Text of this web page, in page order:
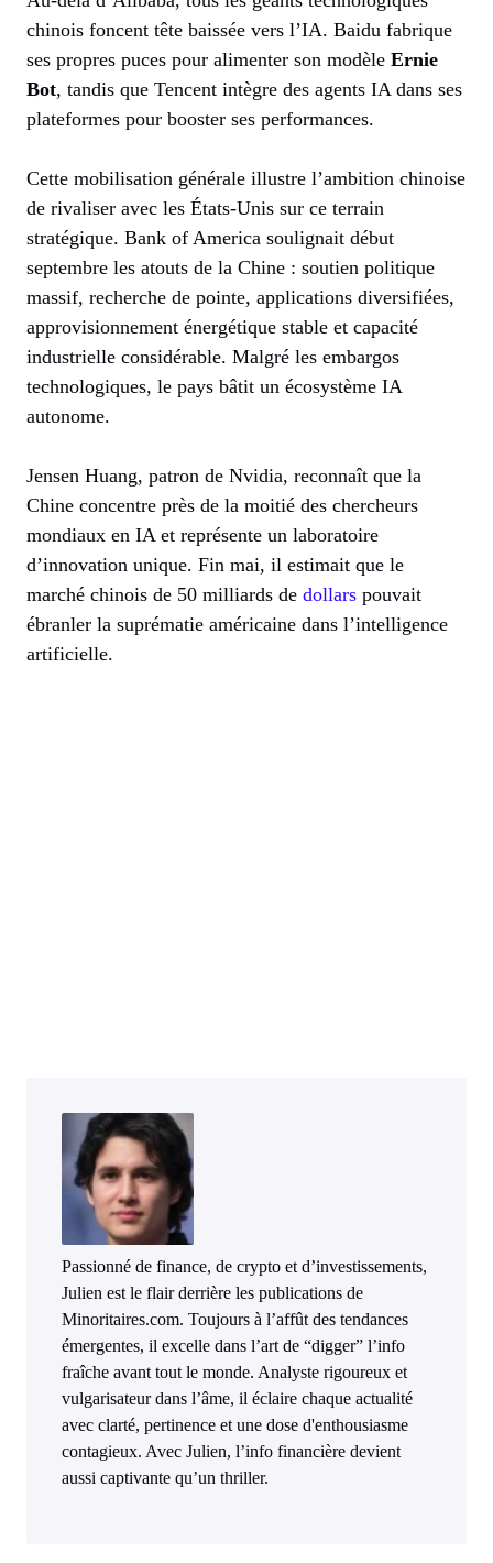
chinois foncent tête baissée vers l’IA. Baidu fabrique
ses propres puces pour alimenter son modèle Ernie
Bot, tandis que Tencent intègre des agents IA dans ses
plateformes pour booster ses performances.
Cette mobilisation générale illustre l’ambition chinoise
de rivaliser avec les États-Unis sur ce terrain
stratégique. Bank of America soulignait début
septembre les atouts de la Chine : soutien politique
massif, recherche de pointe, applications diversifiées,
approvisionnement énergétique stable et capacité
industrielle considérable. Malgré les embargos
technologiques, le pays bâtit un écosystème IA
autonome.
Jensen Huang, patron de Nvidia, reconnaît que la
Chine concentre près de la moitié des chercheurs
mondiaux en IA et représente un laboratoire
d’innovation unique. Fin mai, il estimait que le
marché chinois de 50 milliards de dollars pouvait
ébranler la suprématie américaine dans l’intelligence
artificielle.
Passionné de finance, de crypto et d’investissements,
Julien est le flair derrière les publications de
Minoritaires.com. Toujours à l’affût des tendances
émergentes, il excelle dans l’art de “digger” l’info
fraîche avant tout le monde. Analyste rigoureux et
vulgarisateur dans l’âme, il éclaire chaque actualité
avec clarté, pertinence et une dose d'enthousiasme
contagieux. Avec Julien, l’info financière devient
aussi captivante qu’un thriller.